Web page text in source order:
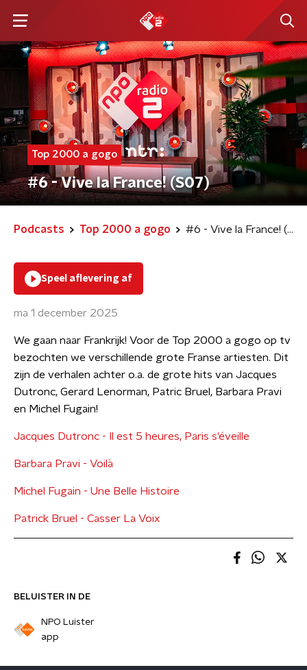
Top 2000 a gogo
#6 - Vive la France! (S07)
Podcasts Top 2000 a gogo #6 - Vive la France! (S07)
BELUISTER IN DE
NPO Luister
app
Speel aflevering af
ma 1 december 2025
We gaan naar Frankrijk! Voor de Top 2000 a gogo op tv
bezochten we verschillende grote Franse artiesten. Dit
zijn de verhalen achter o.a. de grote hits van Jacques
Dutronc, Gerard Lenorman, Patric Bruel, Barbara Pravi
en Michel Fugain!
Jacques Dutronc - Il est 5 heures, Paris s'éveille
Barbara Pravi - Voilà
Michel Fugain - Une Belle Histoire
Patrick Bruel - Casser La Voix